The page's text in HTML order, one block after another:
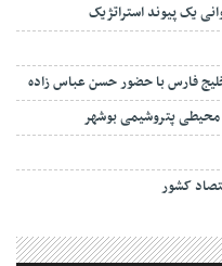
یک پیوند استراتژیک
فارس با حضور حسن عباس زاده
محیطی پتروشیمی بوشهر
کشور